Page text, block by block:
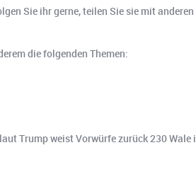
Sie ihr gerne, teilen Sie sie mit
die folgenden Themen:
Trump weist Vorwürfe zurück 230